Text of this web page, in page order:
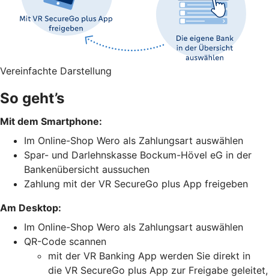
Vereinfachte Darstellung
So geht’s
Mit dem Smartphone:
Im Online-Shop Wero als Zahlungsart auswählen
Spar- und Darlehnskasse Bockum-Hövel eG in der
Bankenübersicht aussuchen
Zahlung mit der VR SecureGo plus App freigeben
Am Desktop:
Im Online-Shop Wero als Zahlungsart auswählen
QR-Code scannen
mit der VR Banking App werden Sie direkt in
die VR SecureGo plus App zur Freigabe geleitet,